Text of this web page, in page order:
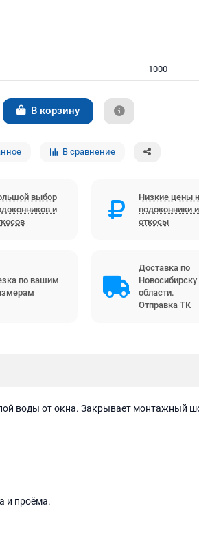
В корзину
В сравнение
выбор
и
Низкие цены
подоконники и
откосы
по вашим
Доставка по
Новосибирску
области.
Отправка ТК
воды от окна. Закрывает монтажный
и проёма.